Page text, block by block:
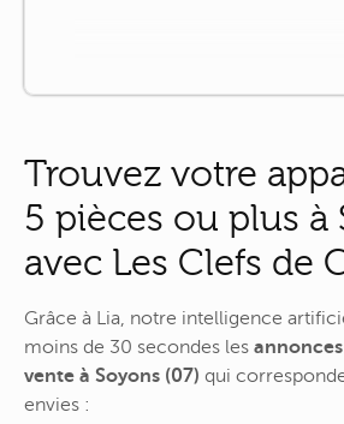
Trouvez votre
5 pièces ou plus à
avec Les Clefs de
Grâce à Lia, notre intelligence
moins de 30 secondes les
vente à Soyons (07) qui
envies :